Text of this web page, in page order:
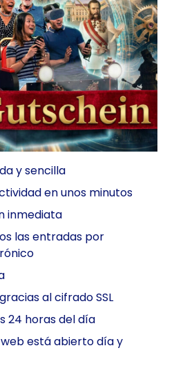
y sencilla
en unos minutos
inmediata
las entradas por
al cifrado SSL
24 horas del día
está abierto día y